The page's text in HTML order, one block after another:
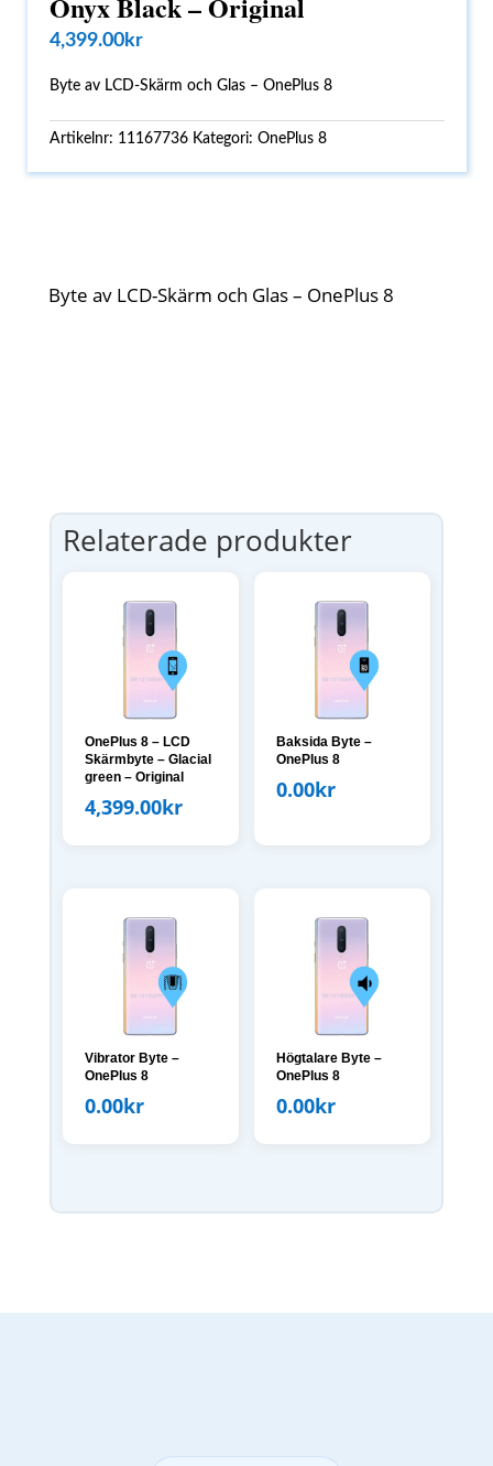
4,399.00kr
Byte av LCD-Skärm och Glas – OnePlus 8
Artikelnr: 11167736 Kategori:OnePlus 8
Byte av LCD-Skärm och Glas – OnePlus 8
Relaterade produkter
OnePlus 8 – LCD
Skärmbyte – Glacial
green – Original
4,399.00kr
Baksida Byte –
OnePlus 8
0.00kr
Vibrator Byte –
OnePlus 8
0.00kr
Högtalare Byte –
OnePlus 8
0.00kr